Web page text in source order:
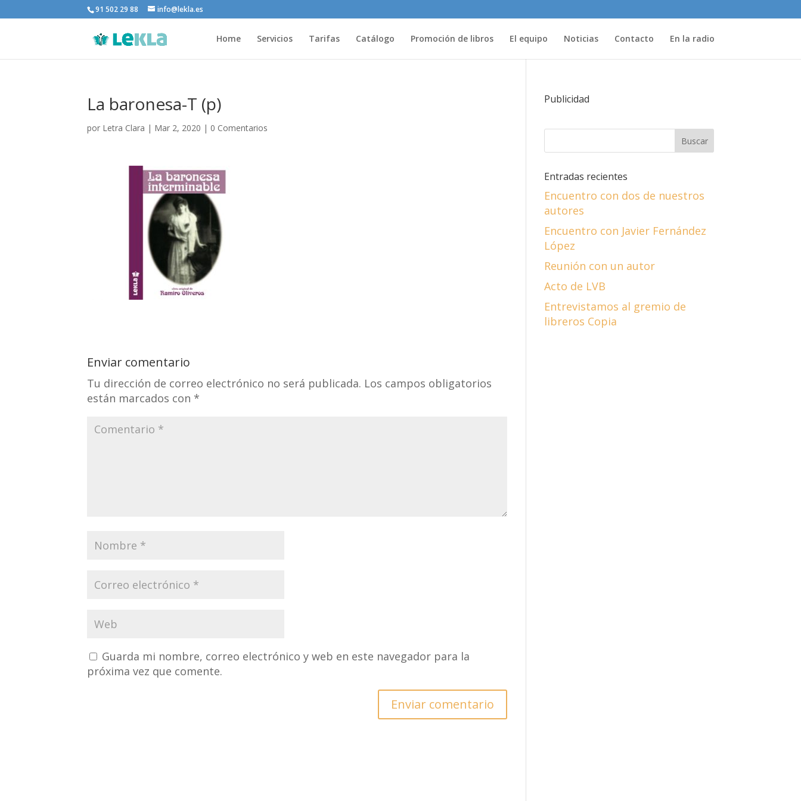
91 502 29 88 info@lekla.es
Home Servicios Tarifas Catálogo Promoción de libros El equipo Noticias Contacto En la radio
La baronesa-T (p)
por Letra Clara | Mar 2, 2020 | 0 Comentarios
Enviar comentario
Tu dirección de correo electrónico no será publicada. Los campos obligatorios
están marcados con *
Guarda mi nombre, correo electrónico y web en este navegador para la
próxima vez que comente.
Publicidad
Entradas recientes
Encuentro con dos de nuestros
autores
Encuentro con Javier Fernández
López
Reunión con un autor
Acto de LVB
Entrevistamos al gremio de
libreros Copia